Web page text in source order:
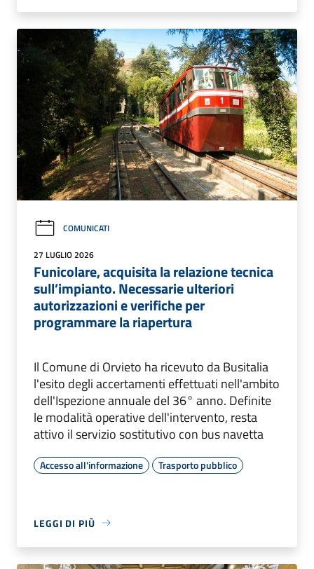
COMUNICATI
27 LUGLIO 2026
Funicolare, acquisita la relazione tecnica
sull’impianto. Necessarie ulteriori
autorizzazioni e verifiche per
programmare la riapertura
Il Comune di Orvieto ha ricevuto da Busitalia
l'esito degli accertamenti effettuati nell'ambito
dell'Ispezione annuale del 36° anno. Definite
le modalità operative dell'intervento, resta
attivo il servizio sostitutivo con bus navetta
Accesso all'informazione Trasporto pubblico
LEGGI DI PIÙ